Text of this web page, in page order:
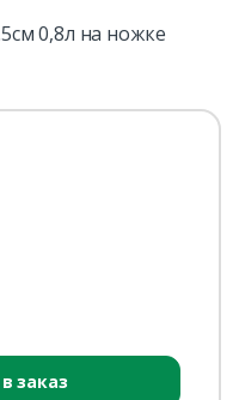
0,8л на ножке
заказ